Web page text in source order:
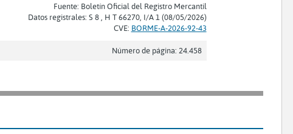
Fuente: Boletín Oficial del Registro Mercantil
Datos registrales: S 8 , H T 66270, I/A 1 (08/05/2026)
CVE: BORME-A-2026-92-43
Número de página: 24.458